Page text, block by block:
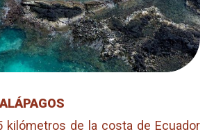
kilómetros de la costa de Ecuador